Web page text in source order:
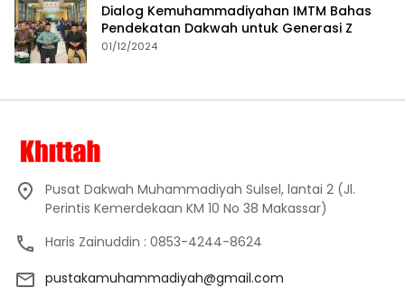
Dialog Kemuhammadiyahan IMTM Bahas
Pendekatan Dakwah untuk Generasi Z
01/12/2024
Pusat Dakwah Muhammadiyah Sulsel, lantai 2 (Jl.
Perintis Kemerdekaan KM 10 No 38 Makassar)
Haris Zainuddin : 0853-4244-8624
pustakamuhammadiyah@gmail.com